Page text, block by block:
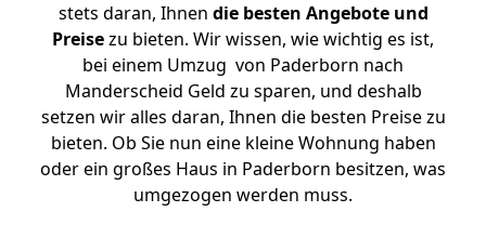
stets daran, Ihnen die besten Angebote und
Preisezu bieten. Wir wissen, wie wichtig es ist,
bei einem Umzug von Paderborn nach
Manderscheid Geld zu sparen, und deshalb
setzen wir alles daran, Ihnen die besten Preise zu
bieten. Ob Sie nun eine kleine Wohnung haben
oder ein großes Haus in Paderborn besitzen, was
umgezogen werden muss.